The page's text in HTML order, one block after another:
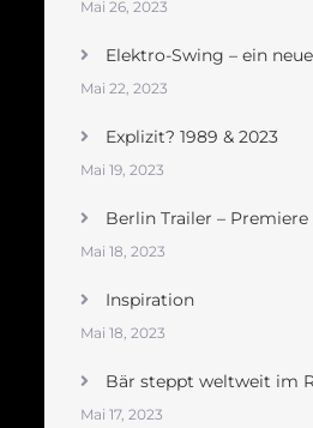
Mai 26, 2023
Elektro-Swing – ein
Mai 22, 2023
Explizit? 1989 & 2023
Mai 19, 2023
Berlin Trailer –
Mai 18, 2023
Inspiration
Mai 18, 2023
Bär steppt weltweit im
Mai 17, 2023